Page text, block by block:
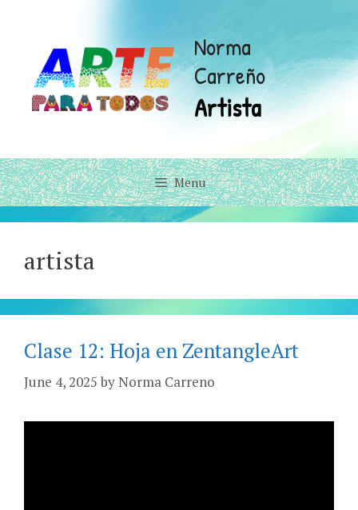
Norma
Carreño
Artista
Menu
artista
Clase 12: Hoja en ZentangleArt
June 4, 2025 byNorma Carreno